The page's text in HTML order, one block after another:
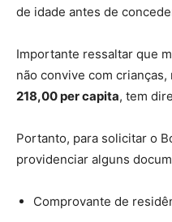
de idade antes de
Importante ressaltar que
não convive com crianças,
218,00 per capita, tem
Portanto, para solicitar o
providenciar alguns
Comprovante de